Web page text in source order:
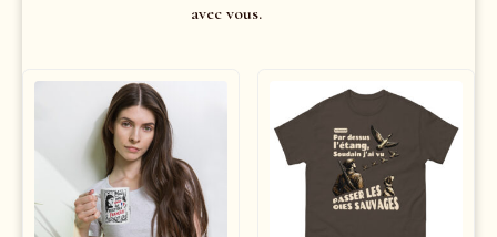
avec vous.